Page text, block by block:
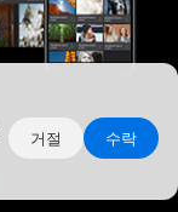
거절 수락